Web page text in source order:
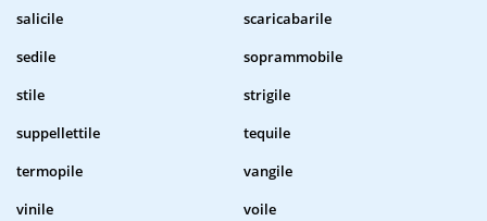
salicile
scaricabarile
sedile
soprammobile
stile
strigile
suppellettile
tequile
termopile
vangile
vinile
voile